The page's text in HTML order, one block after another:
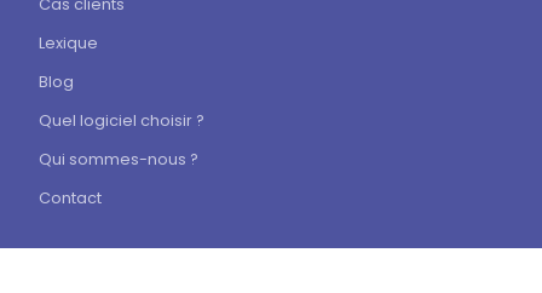
Lexique
Blog
Quel logiciel choisir ?
Qui sommes-nous ?
Contact